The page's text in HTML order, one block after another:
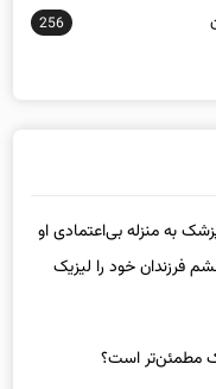
به منزله بی‌اعتمادی او
فرزندان خود را لیزیک